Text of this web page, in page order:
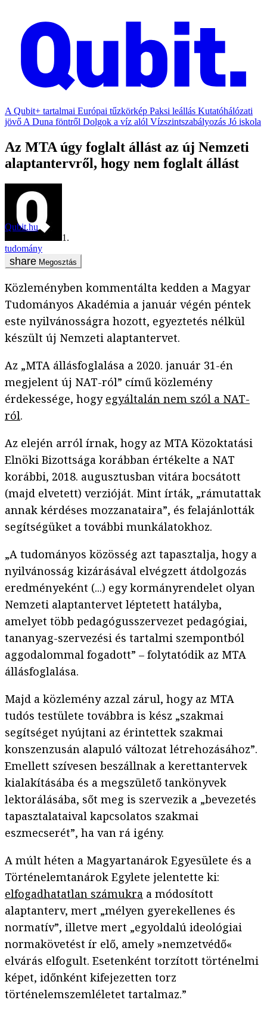
A Qubit+ tartalmai Európai tűzkörkép Paksi leállás Kutatóhálózati
jövő A Duna föntről Dolgok a víz alól Vízszintszabályozás Jó iskola
Az MTA úgy foglalt állást az új Nemzeti
alaptantervről, hogy nem foglalt állást
Qubit.hu
2020. február 11.
tudomány
Megosztás
Közleményben kommentálta kedden a Magyar
Tudományos Akadémia a január végén péntek
este nyilvánosságra hozott, egyeztetés nélkül
készült új Nemzeti alaptantervet.
Az „MTA állásfoglalása a 2020. január 31-én
megjelent új NAT-ról” című közlemény
érdekessége, hogy egyáltalán nem szól a NAT-
ról.
Az elején arról írnak, hogy az MTA Közoktatási
Elnöki Bizottsága korábban értékelte a NAT
korábbi, 2018. augusztusban vitára bocsátott
(majd elvetett) verzióját. Mint írták, „rámutattak
annak kérdéses mozzanataira”, és felajánlották
segítségüket a további munkálatokhoz.
„A tudományos közösség azt tapasztalja, hogy a
nyilvánosság kizárásával elvégzett átdolgozás
eredményeként (...) egy kormányrendelet olyan
Nemzeti alaptantervet léptetett hatályba,
amelyet több pedagógusszervezet pedagógiai,
tananyag-szervezési és tartalmi szempontból
aggodalommal fogadott” – folytatódik az MTA
állásfoglalása.
Majd a közlemény azzal zárul, hogy az MTA
tudós testülete továbbra is kész „szakmai
segítséget nyújtani az érintettek szakmai
konszenzusán alapuló változat létrehozásához”.
Emellett szívesen beszállnak a kerettantervek
kialakításába és a megszülető tankönyvek
lektorálásába, sőt meg is szervezik a „bevezetés
tapasztalataival kapcsolatos szakmai
eszmecserét”, ha van rá igény.
A múlt héten a Magyartanárok Egyesülete és a
Történelemtanárok Egylete jelentette ki:
elfogadhatatlan számukra a módosított
alaptanterv, mert „mélyen gyerekellenes és
normatív”, illetve mert „egyoldalú ideológiai
normakövetést ír elő, amely »nemzetvédő«
elvárás elfogult. Esetenként torzított történelmi
képet, időnként kifejezetten torz
történelemszemléletet tartalmaz.”